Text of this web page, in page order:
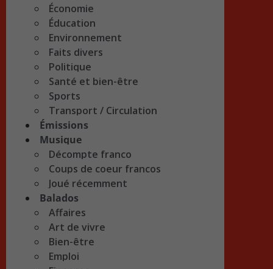
Économie
Éducation
Environnement
Faits divers
Politique
Santé et bien-être
Sports
Transport / Circulation
Émissions
Musique
Décompte franco
Coups de coeur francos
Joué récemment
Balados
Affaires
Art de vivre
Bien-être
Emploi